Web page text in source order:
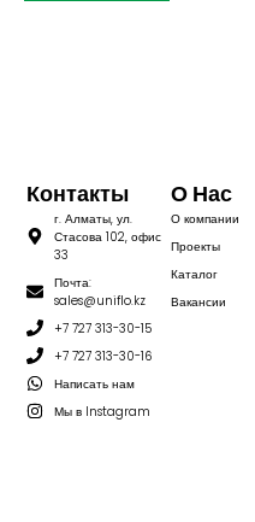
О Нас
О компании
Проекты
Каталог
Вакансии
Контакты
г. Алматы, ул.
Стасова 102, офис
33
Почта:
sales@uniflo.kz
+7 727 313-30-15
+7 727 313-30-16
Написать нам
Мы в Instagram